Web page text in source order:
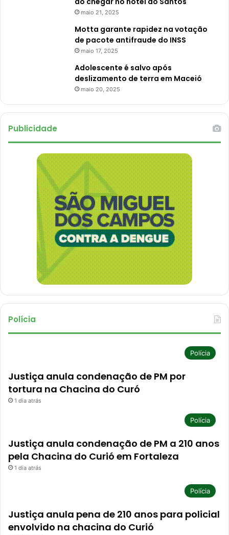
maio 21, 2025
Motta garante rapidez na votação
de pacote antifraude do INSS
maio 17, 2025
Adolescente é salvo após
deslizamento de terra em Maceió
maio 20, 2025
Publicidade
Polícia
Polícia
Justiça anula condenação de PM por
tortura na Chacina do Curó
1 dia atrás
Polícia
Justiça anula condenação de PM a 210 anos
pela Chacina do Curió em Fortaleza
1 dia atrás
Polícia
Justiça anula pena de 210 anos para policial
envolvido na chacina do Curió